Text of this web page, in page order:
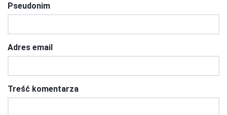
Pseudonim
Adres email
Treść komentarza